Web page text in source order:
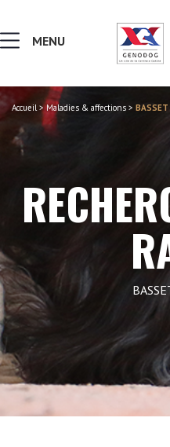
MALADIES
NOTIONS
VERS LE
MENU
Accueil>Maladies & affections > BASSET